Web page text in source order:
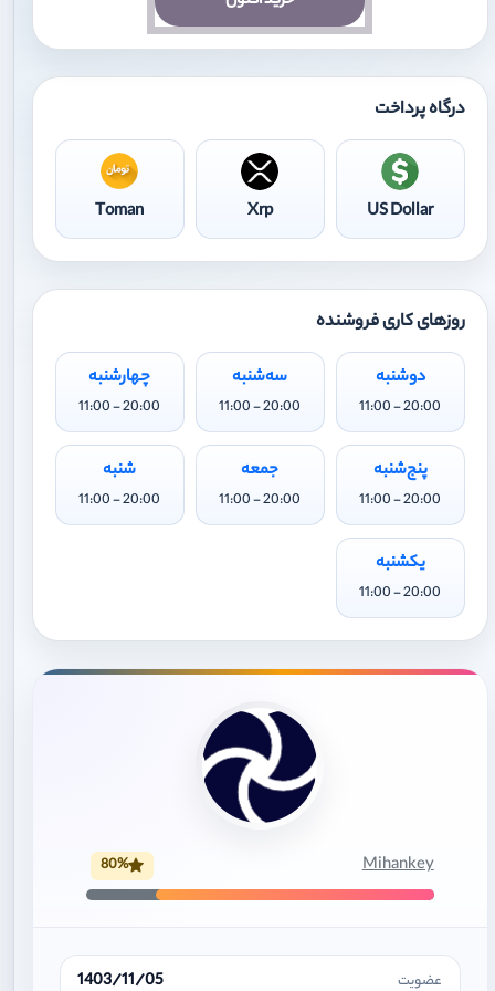
درگاه پرداخت
US Dollar
Xrp
Toman
روزهای کاری فروشنده
دوشنبه
20:00 - 11:00
سه‌شنبه
20:00 - 11:00
چهارشنبه
20:00 - 11:00
پنج‌شنبه
20:00 - 11:00
جمعه
20:00 - 11:00
شنبه
20:00 - 11:00
یکشنبه
20:00 - 11:00
Mihankey
80%
عضویت 1403/11/05